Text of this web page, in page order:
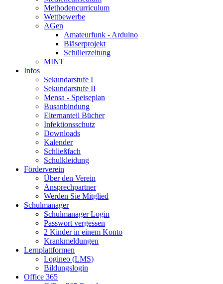
Methodencurriculum
Wettbewerbe
AGen
Amateurfunk - Arduino
Bläserprojekt
Schülerzeitung
MINT
Infos
Sekundarstufe I
Sekundarstufe II
Mensa - Speiseplan
Busanbindung
Elternanteil Bücher
Infektionsschutz
Downloads
Kalender
Schließfach
Schulkleidung
Förderverein
Über den Verein
Ansprechpartner
Werden Sie Mitglied
Schulmanager
Schulmanager Login
Passwort vergessen
2 Kinder in einem Konto
Krankmeldungen
Lernplattformen
Logineo (LMS)
Bildungslogin
Office 365